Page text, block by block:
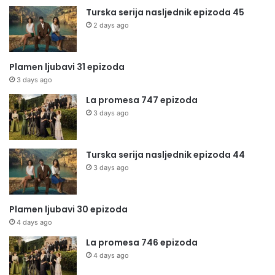
Turska serija nasljednik epizoda 45
2 days ago
Plamen ljubavi 31 epizoda
3 days ago
La promesa 747 epizoda
3 days ago
Turska serija nasljednik epizoda 44
3 days ago
Plamen ljubavi 30 epizoda
4 days ago
La promesa 746 epizoda
4 days ago